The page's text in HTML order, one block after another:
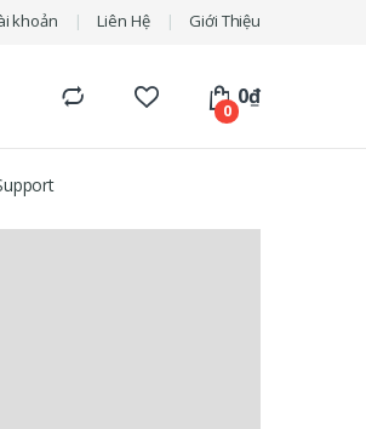
khoản Liên Hệ Giới Thiệu
0
0₫